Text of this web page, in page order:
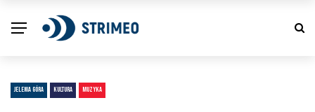
JELENIA GÓRA KULTURA MUZYKA